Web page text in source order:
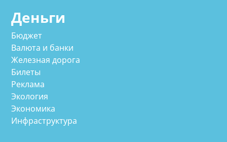
Деньги
Бюджет
Валюта и банки
Железная дорога
Билеты
Реклама
Экология
Экономика
Инфраструктура